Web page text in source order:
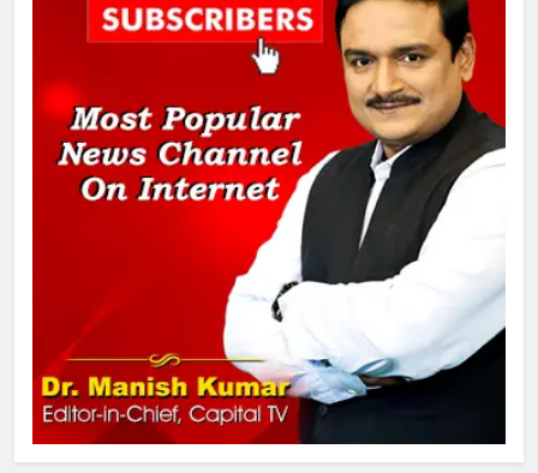
मां को गाली पर कोर्ट का समन जारी
अमर शहीद ठाकुर रोशन सिंह के नाम पर
स्वरूप रानी नेहरू चिकित्सालय का
नामकरण करने की मांग को लेकर
अनिश्चितकालीन धरना शुरू
289 एकड़ भूमि पर विकसित होगा कार्बन-
फ्री डेटा सेंटर, हजारों उच्च-कुशल
रोजगार सृजन की संभावना
3
UP में ग्रामीण बिजली आपूर्ति से कृषि,
डेयरी, कुटीर उद्योग और स्वरोजगार को